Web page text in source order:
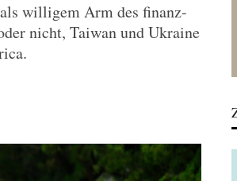
willigem Arm des finanz-
nicht, Taiwan und Ukraine